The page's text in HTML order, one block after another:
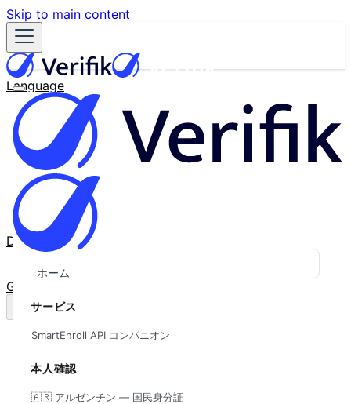
Skip to main content
Language
English
Español
Français
Português
한국어
日本語
中文
Docs
GitHub
ホーム
サービス
SmartEnroll API コンパニオン
本人確認
🇦🇷 アルゼンチン — 国民身分証